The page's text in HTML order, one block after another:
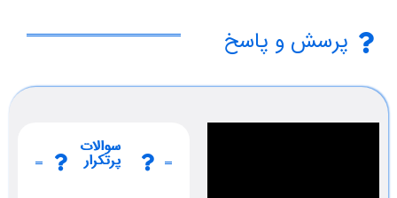
پرسش و پاسخ
سوالات
پرتکرار